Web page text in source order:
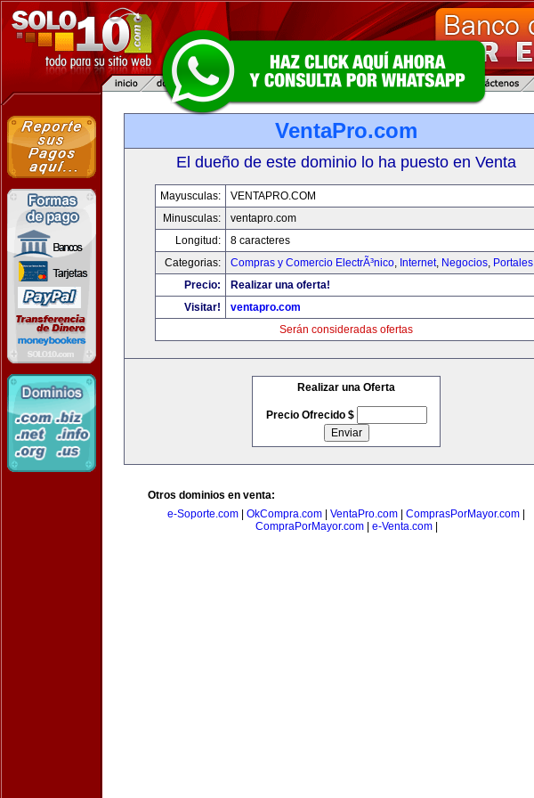
VentaPro.com
El dueño de este dominio lo ha puesto en Venta
Mayusculas:
VENTAPRO.COM
Minusculas:
ventapro.com
Longitud:
8 caracteres
Categorias:
Compras y Comercio ElectrÃ³nico, Internet, Negocios, Portales
Precio:
Realizar una oferta!
Visitar!
ventapro.com
Serán consideradas ofertas
Realizar una Oferta
Precio Ofrecido $
Otros dominios en venta:
e-Soporte.com
OkCompra.com VentaPro.com ComprasPorMayor.com
CompraPorMayor.com| e-Venta.com|